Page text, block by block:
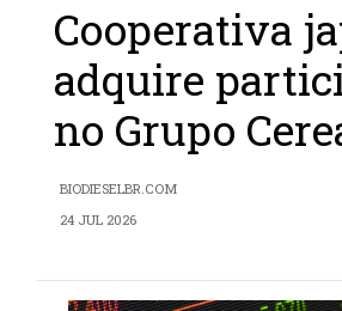
Cooperativa
adquire
no Grupo
BIODIESELBR.COM
24 JUL 2026